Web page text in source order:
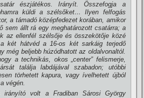
észjátékos. Irányí­t. Összefogja a
küldi a szélsőket… Ilyen felfogás
a támadó középfedezet korában, amikor
sem állt rá egy meghatározott csatárra; a
az ellenfél szélsője és összekötője közé
két hátvéd a 16-os két sarkáig terjedő
még beljebb húzódhatott az oldalvonaltól.
a technikás, okos „center” felismerje,
találja labdájával szabadon; utóbbi
törhetett kapura, vagy í­velhetett újból
végén.
irányí­tó volt a Fradiban Sárosi György